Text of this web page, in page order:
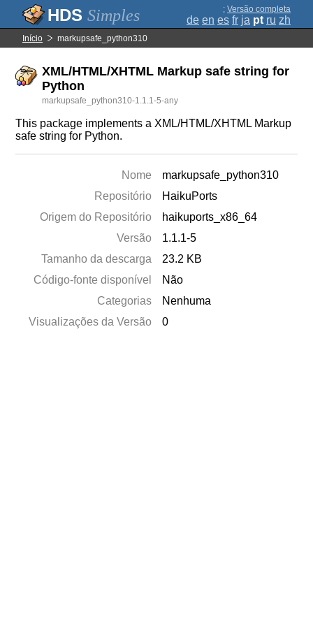
Simples ; Versão completa
de en es fr ja pt ru zh
Início markupsafe_python310
XML/HTML/XHTML Markup safe string for
Python
markupsafe_python310-1.1.1-5-any
This package implements a XML/HTML/XHTML Markup
safe string for Python.
Nome
markupsafe_python310
Repositório
HaikuPorts
Origem do Repositório
haikuports_x86_64
Versão
1.1.1-5
Tamanho da descarga
23.2 KB
Código-fonte disponível
Não
Categorias
Nenhuma
Visualizações da Versão
0